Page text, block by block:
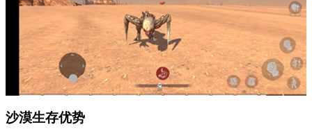
沙漠生存优势